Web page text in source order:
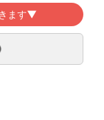
ます▼